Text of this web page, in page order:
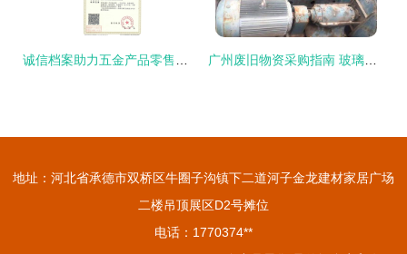
地址：河北省承德市双桥区牛圈子沟镇下二道河子金龙建材家居广场
二楼吊顶展区D2号摊位
电话：1770374**